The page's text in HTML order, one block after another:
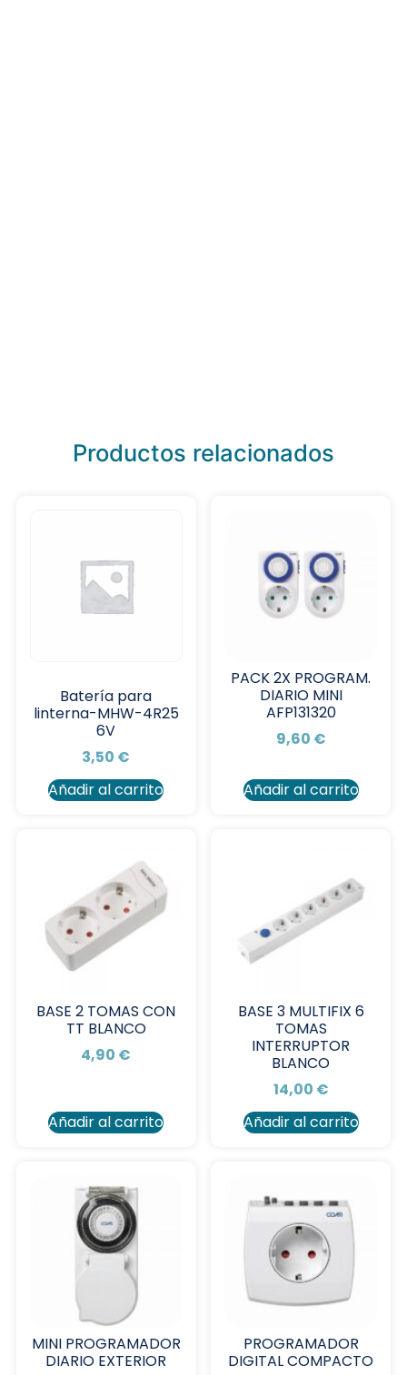
Productos relacionados
Batería para
linterna-MHW-4R25
6V
3,50 €
Añadir al carrito
PACK 2X PROGRAM.
DIARIO MINI
AFP131320
9,60 €
Añadir al carrito
BASE 2 TOMAS CON
TT BLANCO
4,90 €
Añadir al carrito
BASE 3 MULTIFIX 6
TOMAS
INTERRUPTOR
BLANCO
14,00 €
Añadir al carrito
MINI PROGRAMADOR
DIARIO EXTERIOR
PROGRAMADOR
DIGITAL COMPACTO